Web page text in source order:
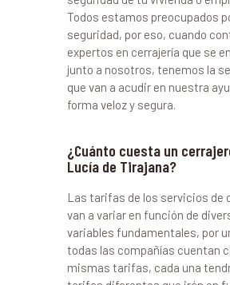
Todos estamos preocupados
seguridad, por eso, cuando
expertos en cerrajería que se
junto a nosotros, tenemos la
que van a acudir en nuestra
forma veloz y segura.
¿Cuánto cuesta un
Lucía de Tirajana?
Las tarifas de los servicios de
van a variar en función de
variables fundamentales, por
todas las compañías cuentan
mismas tarifas, cada una